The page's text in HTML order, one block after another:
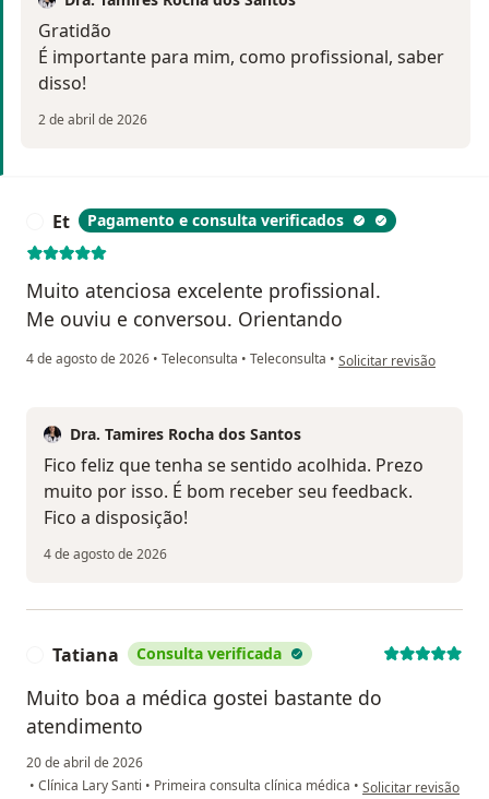
Gratidão
É importante para mim, como profissional, saber
disso!
2 de abril de 2026
Et Pagamento e consulta verificados
Muito atenciosa excelente profissional.
Me ouviu e conversou. Orientando
4 de agosto de 2026 • Teleconsulta • Teleconsulta • na opinião do utilizador
Solicitar revisão
Dra. Tamires Rocha dos Santos
Fico feliz que tenha se sentido acolhida. Prezo
muito por isso. É bom receber seu feedback.
Fico a disposição!
4 de agosto de 2026
Tatiana Consulta verificada
Muito boa a médica gostei bastante do
atendimento
20 de abril de 2026
• Clínica Lary Santi • Primeira consulta clínica médica • na opinião do
Solicitar revisão